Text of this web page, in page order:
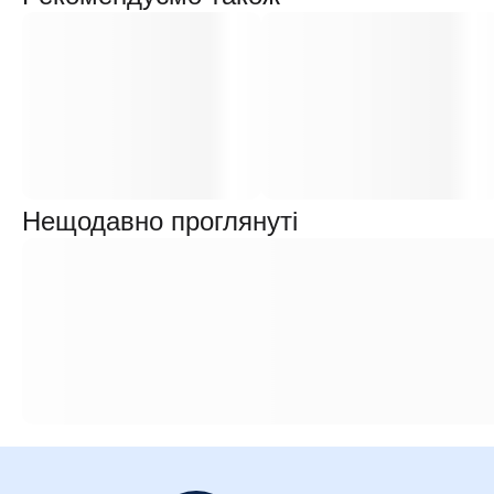
Нещодавно проглянуті